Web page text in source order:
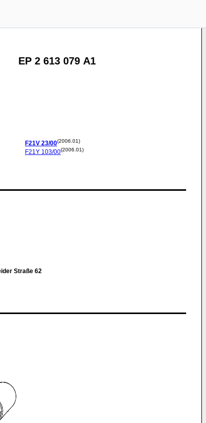
EP 2 613 079 A1
F21V 23/00(2006.01)
F21Y 103/00(2006.01)
Straße 62